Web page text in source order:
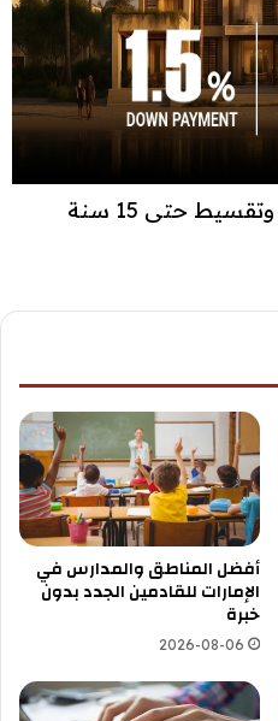
أفضل المناطق والمدارس في
الإمارات للقادمين الجدد بدون
خبرة
2026-08-06